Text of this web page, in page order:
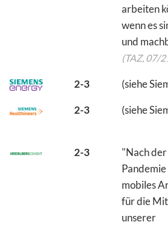
arbeiten
wenn es
und
(TAZ, 07/
2-3 (siehe
2-3 (siehe
2-3
"Nach der
mobiles
für die
unserer